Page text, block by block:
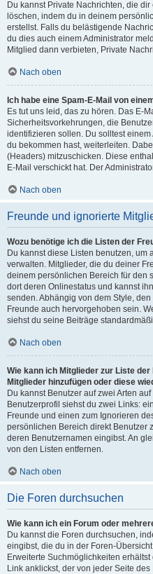
Du kannst Private Nachrichten, die
löschen, indem du in deinem
erstellst. Falls du belästigende
du dies auch einem Administrator
Mitglied dann verbieten, Private
Nach oben
Ich habe eine Spam-E-Mail von
Es tut uns leid, das zu hören. Das E-
Sicherheitsvorkehrungen, die
identifizieren sollen. Du solltest
du bekommen hast, weiterleiten.
(Headers) mitzuschicken. Diese
E-Mail verschickt hat. Der
Nach oben
Freunde und ignorierte
Wozu benötige ich die Listen der
Du kannst diese Listen benutzen, um
verwalten. Mitglieder, die du deiner
deinem persönlichen Bereich für den
dort deren Onlinestatus und kannst
senden. Abhängig von dem Style,
Freunde auch hervorgehoben sein.
siehst du seine Beiträge
Nach oben
Wie kann ich Mitglieder zur Liste
Mitglieder hinzufügen oder diese
Du kannst Benutzer auf zwei Arten
Benutzerprofil siehst du zwei Links:
Freunde und einen zum Ignorieren
persönlichen Bereich direkt Benutzer
deren Benutzernamen eingibst. An
von den Listen entfernen.
Nach oben
Die Foren durchsuchen
Wie kann ich ein Forum oder
Du kannst die Foren durchsuchen,
eingibst, die du in der Foren-
Erweiterte Suchmöglichkeiten
Link anklickst, der von jeder Seite